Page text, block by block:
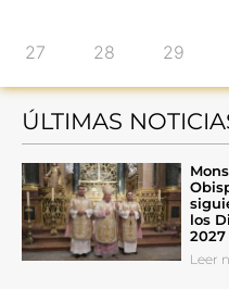
27 28 29
ÚLTIMAS
los
2027
Leer